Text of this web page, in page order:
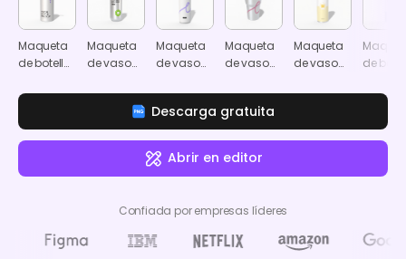
Maqueta
de botella
con asa
Maqueta
de vaso
inoxidable
Maqueta
de vaso
Maqueta
de vaso
Maqueta
de vaso
de 20oz
de
de
Descarga gratuita
Abrir en editor
Confiada por empresas líderes